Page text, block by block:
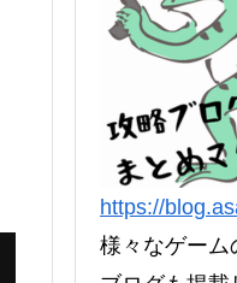
https://
様々なゲーム